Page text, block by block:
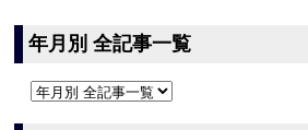
年月別 全記事一覧